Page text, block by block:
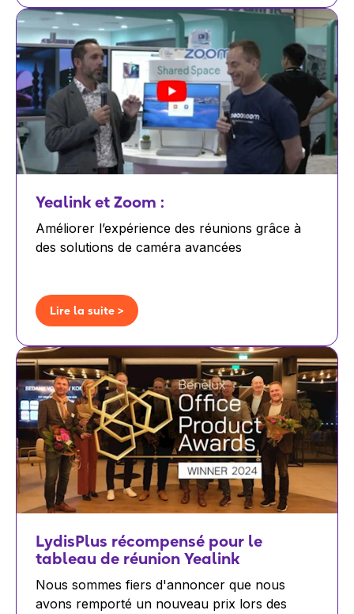
Yealink et Zoom :
Améliorer l’expérience des réunions grâce à
des solutions de caméra avancées
Lire la suite >
LydisPlus récompensé pour le
tableau de réunion Yealink
Nous sommes fiers d'annoncer que nous
avons remporté un nouveau prix lors des